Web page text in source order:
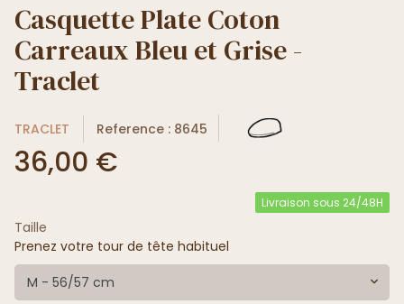
Casquette Plate Coton
Carreaux Bleu et Grise -
Traclet
TRACLET Reference : 8645
36,00 €
Livraison sous 24/48H
Taille
Prenez votre tour de tête habituel
M - 56/57 cm